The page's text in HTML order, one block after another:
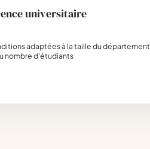
universitaire
adaptées à la taille du département
nombre d’étudiants